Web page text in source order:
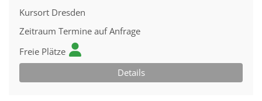
Kursort Dresden
Zeitraum Termine auf Anfrage
Freie Plätze
Details